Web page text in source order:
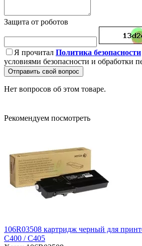
Защита от роботов
Я прочитал Политика безопасности
условиями безопасности и обработки
Отправить свой вопрос
Нет вопросов об этом товаре.
Рекомендуем посмотреть
106R03508 картридж черный для
C400 / C405